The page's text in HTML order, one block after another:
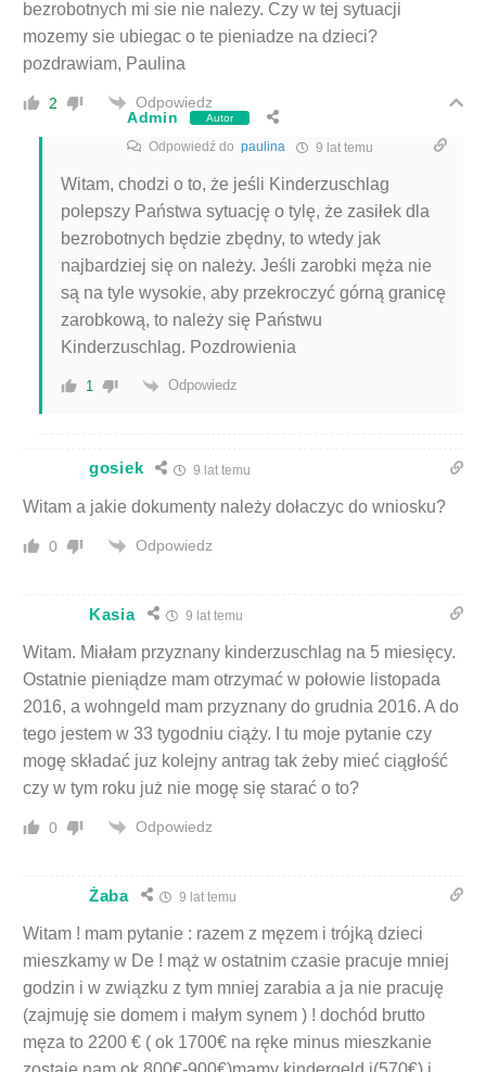
bezrobotnych mi sie nie nalezy. Czy w tej sytuacji
mozemy sie ubiegac o te pieniadze na dzieci?
pozdrawiam, Paulina
2
Odpowiedz
Admin
Autor
Odpowiedź do paulina 9 lat temu
Witam, chodzi o to, że jeśli Kinderzuschlag
polepszy Państwa sytuację o tylę, że zasiłek dla
bezrobotnych będzie zbędny, to wtedy jak
najbardziej się on należy. Jeśli zarobki męża nie
są na tyle wysokie, aby przekroczyć górną granicę
zarobkową, to należy się Państwu
Kinderzuschlag. Pozdrowienia
1 Odpowiedz
gosiek 9 lat temu
Witam a jakie dokumenty należy dołaczyc do wniosku?
0 Odpowiedz
Kasia 9 lat temu
Witam. Miałam przyznany kinderzuschlag na 5 miesięcy.
Ostatnie pieniądze mam otrzymać w połowie listopada
2016, a wohngeld mam przyznany do grudnia 2016. A do
tego jestem w 33 tygodniu ciąży. I tu moje pytanie czy
mogę składać juz kolejny antrag tak żeby mieć ciągłość
czy w tym roku już nie mogę się starać o to?
0 Odpowiedz
Żaba 9 lat temu
Witam ! mam pytanie : razem z męzem i trójką dzieci
mieszkamy w De ! mąż w ostatnim czasie pracuje mniej
godzin i w związku z tym mniej zarabia a ja nie pracuję
(zajmuję sie domem i małym synem ) ! dochód brutto
męza to 2200 € ( ok 1700€ na ręke minus mieszkanie